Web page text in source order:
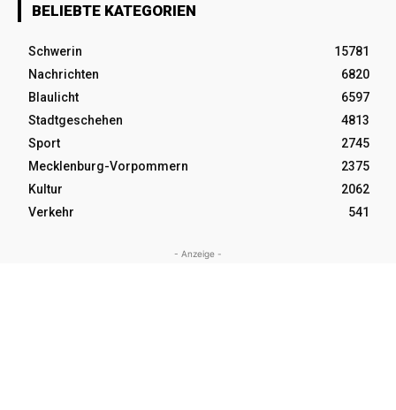
BELIEBTE KATEGORIEN
Schwerin
15781
Nachrichten
6820
Blaulicht
6597
Stadtgeschehen
4813
Sport
2745
Mecklenburg-Vorpommern
2375
Kultur
2062
Verkehr
541
- Anzeige -